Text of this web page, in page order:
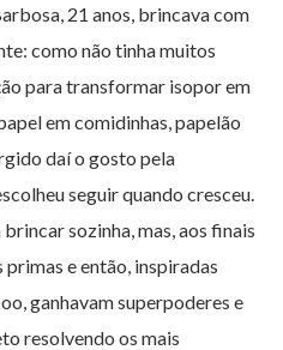
21 anos, brincava com
como não tinha muitos
para transformar isopor em
em comidinhas, papelão
daí o gosto pela
seguir quando cresceu.
sozinha, mas, aos finais
primas e então, inspiradas
ganhavam superpoderes e
resolvendo os mais